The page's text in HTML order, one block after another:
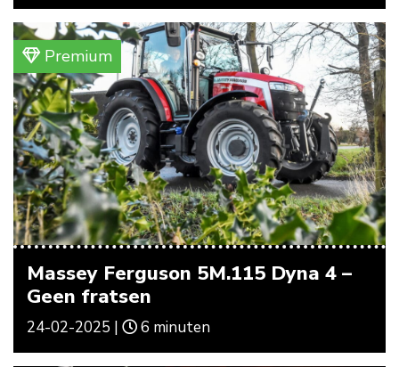
Premium
Massey Ferguson 5M.115 Dyna 4 –
Geen fratsen
24-02-2025 | 6 minuten